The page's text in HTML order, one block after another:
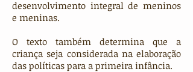
desenvolvimento integral de meninos
e meninas.
O texto também determina que a
criança seja considerada na elaboração
das políticas para a primeira infância.